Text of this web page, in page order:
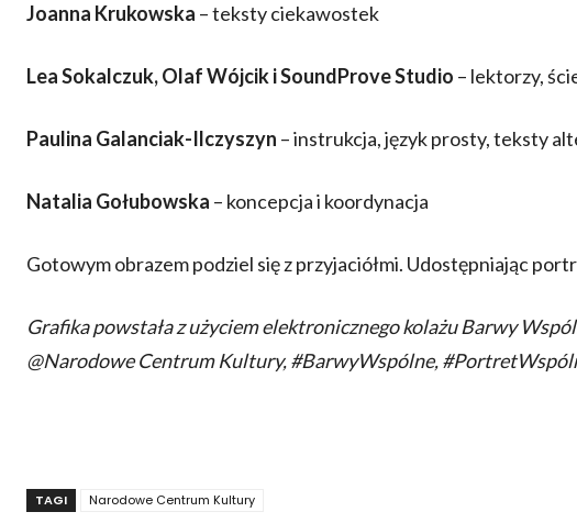
Joanna Krukowska – teksty ciekawostek
Lea Sokalczuk, Olaf Wójcik i SoundProve Studio – lektorzy,
Paulina Galanciak-Ilczyszyn – instrukcja, język prosty, teksty
Natalia Gołubowska – koncepcja i koordynacja
Gotowym obrazem podziel się z przyjaciółmi. Udostępniając
Grafika powstała z użyciem elektronicznego kolażu Barwy
@Narodowe Centrum Kultury, #BarwyWspólne,
TAGI Narodowe Centrum Kultury